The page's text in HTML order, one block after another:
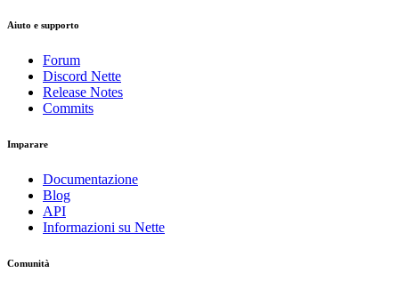
Aiuto e supporto
Forum
Discord Nette
Release Notes
Commits
Imparare
Documentazione
Blog
API
Informazioni su Nette
Comunità